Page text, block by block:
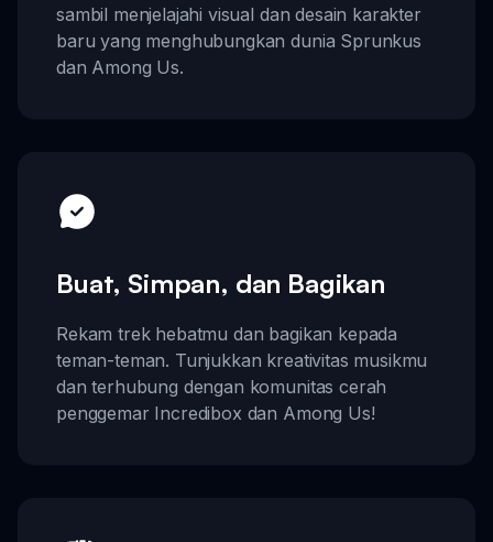
sambil menjelajahi visual dan desain karakter
baru yang menghubungkan dunia Sprunkus
dan Among Us.
Buat, Simpan, dan Bagikan
Rekam trek hebatmu dan bagikan kepada
teman-teman. Tunjukkan kreativitas musikmu
dan terhubung dengan komunitas cerah
penggemar Incredibox dan Among Us!